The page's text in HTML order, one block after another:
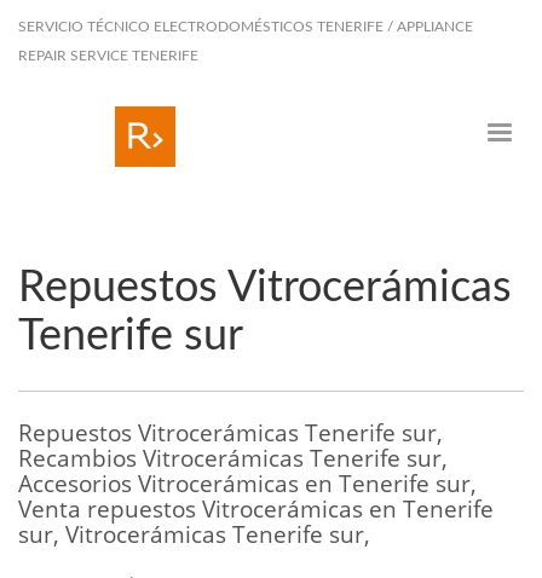
SERVICIO TÉCNICO ELECTRODOMÉSTICOS TENERIFE / APPLIANCE
REPAIR SERVICE TENERIFE
Repuestos Vitrocerámicas
Tenerife sur
Repuestos Vitrocerámicas Tenerife sur,
Recambios Vitrocerámicas Tenerife sur,
Accesorios Vitrocerámicas en Tenerife sur,
Venta repuestos Vitrocerámicas en Tenerife
sur, Vitrocerámicas Tenerife sur,